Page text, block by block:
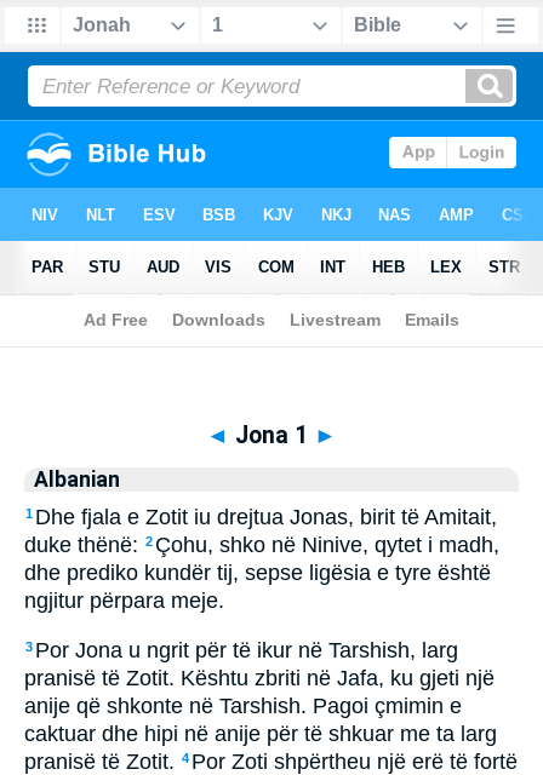
Biblia>Albanian > Jona 1
◄ Jona 1 ►
Albanian
1 Dhe fjala e Zotit iu drejtua Jonas, birit të Amitait,
duke thënë: 2 Çohu, shko në Ninive, qytet i madh,
dhe prediko kundër tij, sepse ligësia e tyre është
ngjitur përpara meje.
3 Por Jona u ngrit për të ikur në Tarshish, larg
pranisë të Zotit. Kështu zbriti në Jafa, ku gjeti një
anije që shkonte në Tarshish. Pagoi çmimin e
caktuar dhe hipi në anije për të shkuar me ta larg
pranisë të Zotit. 4 Por Zoti shpërtheu një erë të fortë